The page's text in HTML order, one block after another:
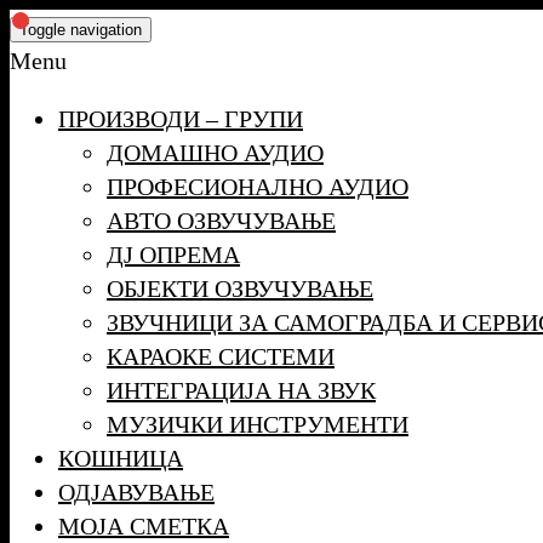
Skip
to
content
Toggle navigation
Menu
ПРОИЗВОДИ – ГРУПИ
ДОМАШНО АУДИО
ПРОФЕСИОНАЛНО АУДИО
АВТО ОЗВУЧУВАЊЕ
ДЈ ОПРЕМА
ОБЈЕКТИ ОЗВУЧУВАЊЕ
ЗВУЧНИЦИ ЗА САМОГРАДБА И
КАРАОКЕ СИСТЕМИ
ИНТЕГРАЦИЈА НА ЗВУК
МУЗИЧКИ ИНСТРУМЕНТИ
КОШНИЦА
ОДЈАВУВАЊЕ
МОЈА СМЕТКА